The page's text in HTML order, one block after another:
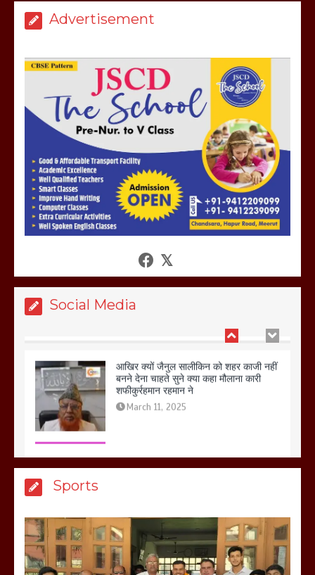
Advertisement
Social Media
मेरठ सुराजकुंड शमशान घाट में चिता से अस्थि
उठाकर खाते कुत्ते का वीडियो इंटरनेट पर जमकर
हो रहा वायरल
March 6, 2025
होलिका रखने पर लात मार कर होलिका को किया
गलोच ,कहा अगर रखी गई होली तो होगा खून
बनने देना चाहते सुने क्या कहा मौलाना कारी
शफीकुर्रहमान रहमान ने
March 11, 2025
Sports